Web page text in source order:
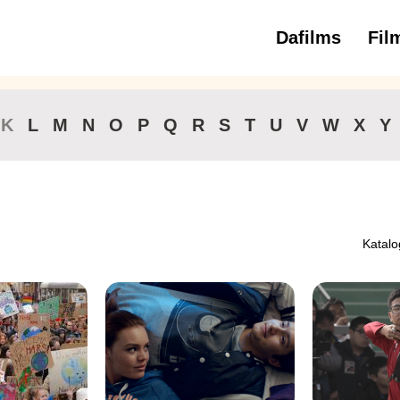
Dafilms 3
K L M N O P Q R S T U V W X Y